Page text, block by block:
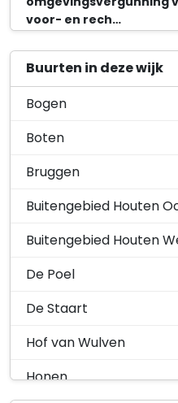
voor- en rech…
Houten, Kruisweg 3,
omgevingsvergunning
legaliseren wijzigingen
aanvraag
8 oktober 2025
Houten, Hoofdveste 25,
gevelreclame
27 augustus 2025
Houten, Peppelkade 29,
omgevingsvergunning
opslag en bedrij…
Buurten in deze wijk
Bogen
Boten
Bruggen
Buitengebied Houten
Buitengebied Houten
De Poel
De Staart
Hof van Wulven
Honen